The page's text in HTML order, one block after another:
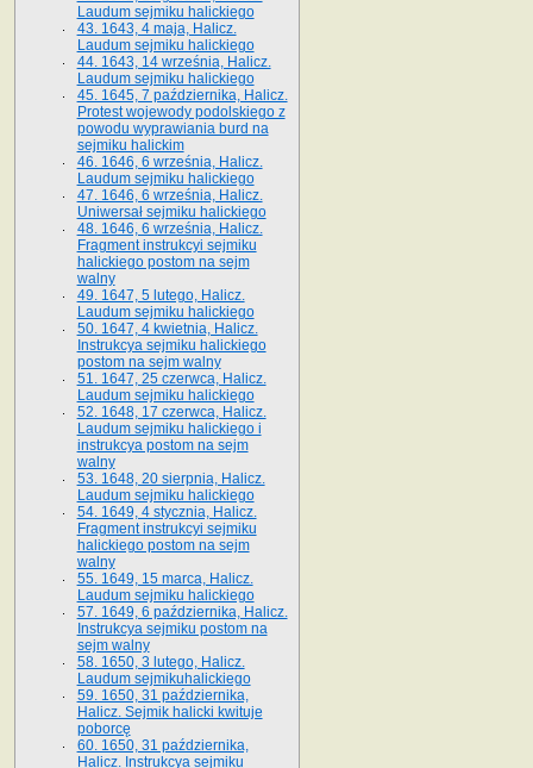
Laudum sejmiku halickiego
43. 1643, 4 maja, Halicz.
Laudum sejmiku halickiego
44. 1643, 14 września, Halicz.
Laudum sejmiku halickiego
45. 1645, 7 października, Halicz.
Protest wojewody podolskiego z
powodu wyprawiania burd na
sejmiku halickim
46. 1646, 6 września, Halicz.
Laudum sejmiku halickiego
47. 1646, 6 września, Halicz.
Uniwersał sejmiku halickiego
48. 1646, 6 września, Halicz.
Fragment instrukcyi sejmiku
halickiego postom na sejm
walny
49. 1647, 5 lutego, Halicz.
Laudum sejmiku halickiego
50. 1647, 4 kwietnia, Halicz.
Instrukcya sejmiku halickiego
postom na sejm walny
51. 1647, 25 czerwca, Halicz.
Laudum sejmiku halickiego
52. 1648, 17 czerwca, Halicz.
Laudum sejmiku halickiego i
instrukcya postom na sejm
walny
53. 1648, 20 sierpnia, Halicz.
Laudum sejmiku halickiego
54. 1649, 4 stycznia, Halicz.
Fragment instrukcyi sejmiku
halickiego postom na sejm
walny
55. 1649, 15 marca, Halicz.
Laudum sejmiku halickiego
57. 1649, 6 października, Halicz.
Instrukcya sejmiku postom na
sejm walny
58. 1650, 3 lutego, Halicz.
Laudum sejmikuhalickiego
59. 1650, 31 października,
Halicz. Sejmik halicki kwituje
poborcę
60. 1650, 31 października,
Halicz. Instrukcya sejmiku